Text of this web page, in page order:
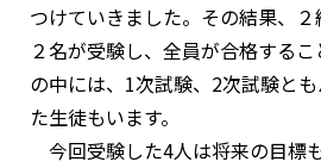
つけていきました。その結果、
２名が受験し、全員が合格する
の中には、1次試験、2次試験と
た生徒もいます。
今回受験した4人は将来の目標